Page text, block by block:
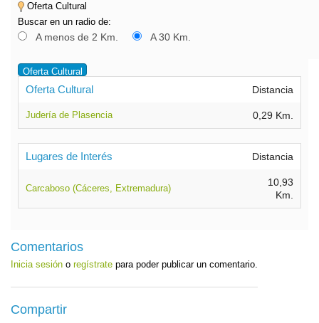
Oferta Cultural
Buscar en un radio de:
A menos de 2 Km. A 30 Km.
Oferta Cultural
Oferta Cultural Distancia
Judería de Plasencia 0,29 Km.
Lugares de Interés Distancia
Carcaboso (Cáceres, Extremadura)
10,93
Km.
Comentarios
Inicia sesión o regístrate para poder publicar un comentario.
Compartir